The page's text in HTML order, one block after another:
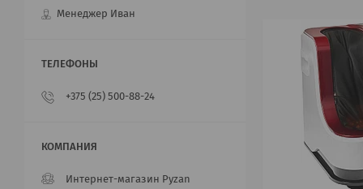
Менеджер Иван
+375 (25) 500-88-24
Интернет-магазин Pyzan